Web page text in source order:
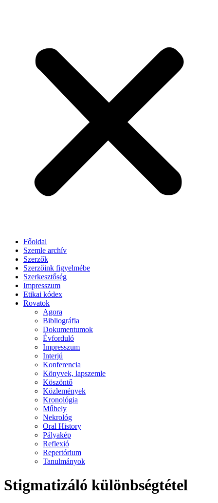
Főoldal
Szemle archív
Szerzők
Szerzőink figyelmébe
Szerkesztőség
Impresszum
Etikai kódex
Rovatok
Agora
Bibliográfia
Dokumentumok
Évforduló
Impresszum
Interjú
Konferencia
Könyvek, lapszemle
Köszöntő
Közlemények
Kronológia
Műhely
Nekrológ
Oral History
Pályakép
Reflexió
Repertórium
Tanulmányok
Stigmatizáló különbségtétel